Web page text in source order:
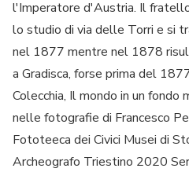
l'Imperatore d'Austria. Il
lo studio di via delle Torri e si
nel 1877 mentre nel 1878
a Gradisca, forse prima del
Colecchia, Il mondo in un
nelle fotografie di Francesco
Fototeeca dei Civici Musei di
Archeografo Triestino 2020